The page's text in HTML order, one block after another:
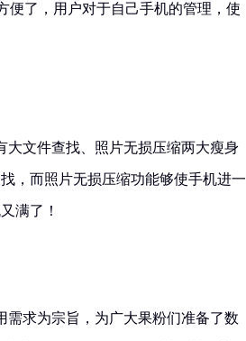
便了，用户对于自己手机的管理，使
文件查找、照片无损压缩两大瘦身
，而照片无损压缩功能够使手机进一
满了！
求为宗旨，为广大果粉们准备了数